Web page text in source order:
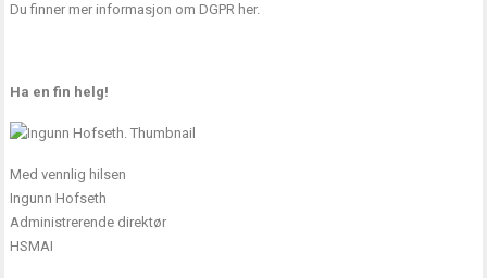
Du finner mer informasjon om DGPR her.
Ha en fin helg!
Med vennlig hilsen
Ingunn Hofseth
Administrerende direktør
HSMAI